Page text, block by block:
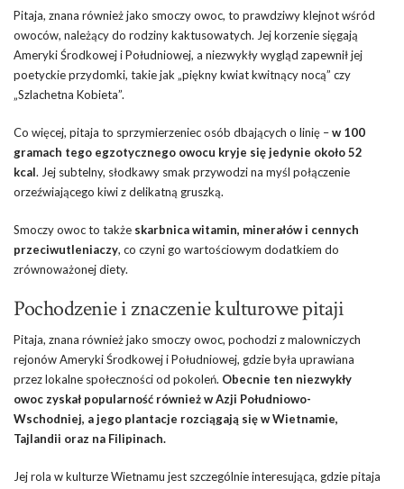
Pitaja, znana również jako smoczy owoc, to prawdziwy klejnot wśród
owoców, należący do rodziny kaktusowatych. Jej korzenie sięgają
Ameryki Środkowej i Południowej, a niezwykły wygląd zapewnił jej
poetyckie przydomki, takie jak „piękny kwiat kwitnący nocą” czy
„Szlachetna Kobieta”.
Co więcej, pitaja to sprzymierzeniec osób dbających o linię –w 100
gramach tego egzotycznego owocu kryje się jedynie około 52
kcal. Jej subtelny, słodkawy smak przywodzi na myśl połączenie
orzeźwiającego kiwi z delikatną gruszką.
Smoczy owoc to także skarbnica witamin, minerałów i cennych
przeciwutleniaczy, co czyni go wartościowym dodatkiem do
zrównoważonej diety.
Pochodzenie i znaczenie kulturowe pitaji
Pitaja, znana również jako smoczy owoc, pochodzi z malowniczych
rejonów Ameryki Środkowej i Południowej, gdzie była uprawiana
przez lokalne społeczności od pokoleń. Obecnie ten niezwykły
owoc zyskał popularność również w Azji Południowo-
Wschodniej, a jego plantacje rozciągają się w Wietnamie,
Tajlandii oraz na Filipinach.
Jej rola w kulturze Wietnamu jest szczególnie interesująca, gdzie pitaja